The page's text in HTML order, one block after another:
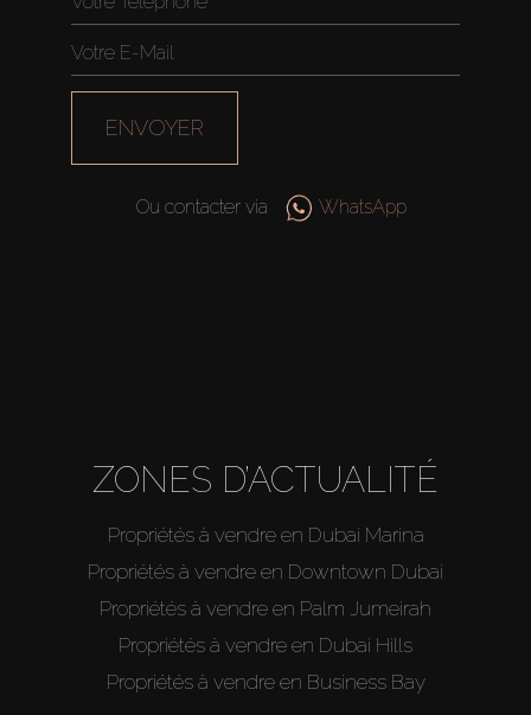
Vendre
Hors PlanENVOYER
Ou contacter via WhatsApp
ZONES D’ACTUALITÉ
Propriétés à vendre en Dubai Marina
Propriétés à vendre en Downtown Dubai
Propriétés à vendre en Palm Jumeirah
Propriétés à vendre en Dubai Hills
Propriétés à vendre en Business Bay